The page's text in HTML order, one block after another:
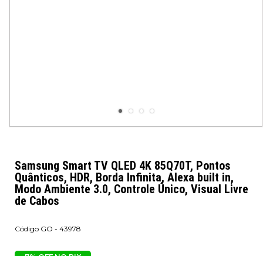
Samsung Smart TV QLED 4K 85Q70T, Pontos
Quânticos, HDR, Borda Infinita, Alexa built in,
Modo Ambiente 3.0, Controle Único, Visual Livre
de Cabos
GO - 43978